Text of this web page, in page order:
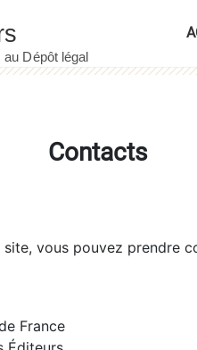
Contacts
vous pouvez prendre
France